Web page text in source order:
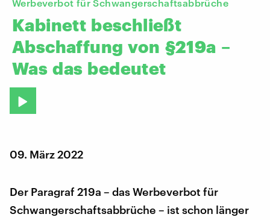
Werbeverbot für Schwangerschaftsabbrüche
Kabinett beschließt
Abschaffung von §219a –
Was das bedeutet
09. März 2022
Der Paragraf 219a – das Werbeverbot für
Schwangerschaftsabbrüche – ist schon länger